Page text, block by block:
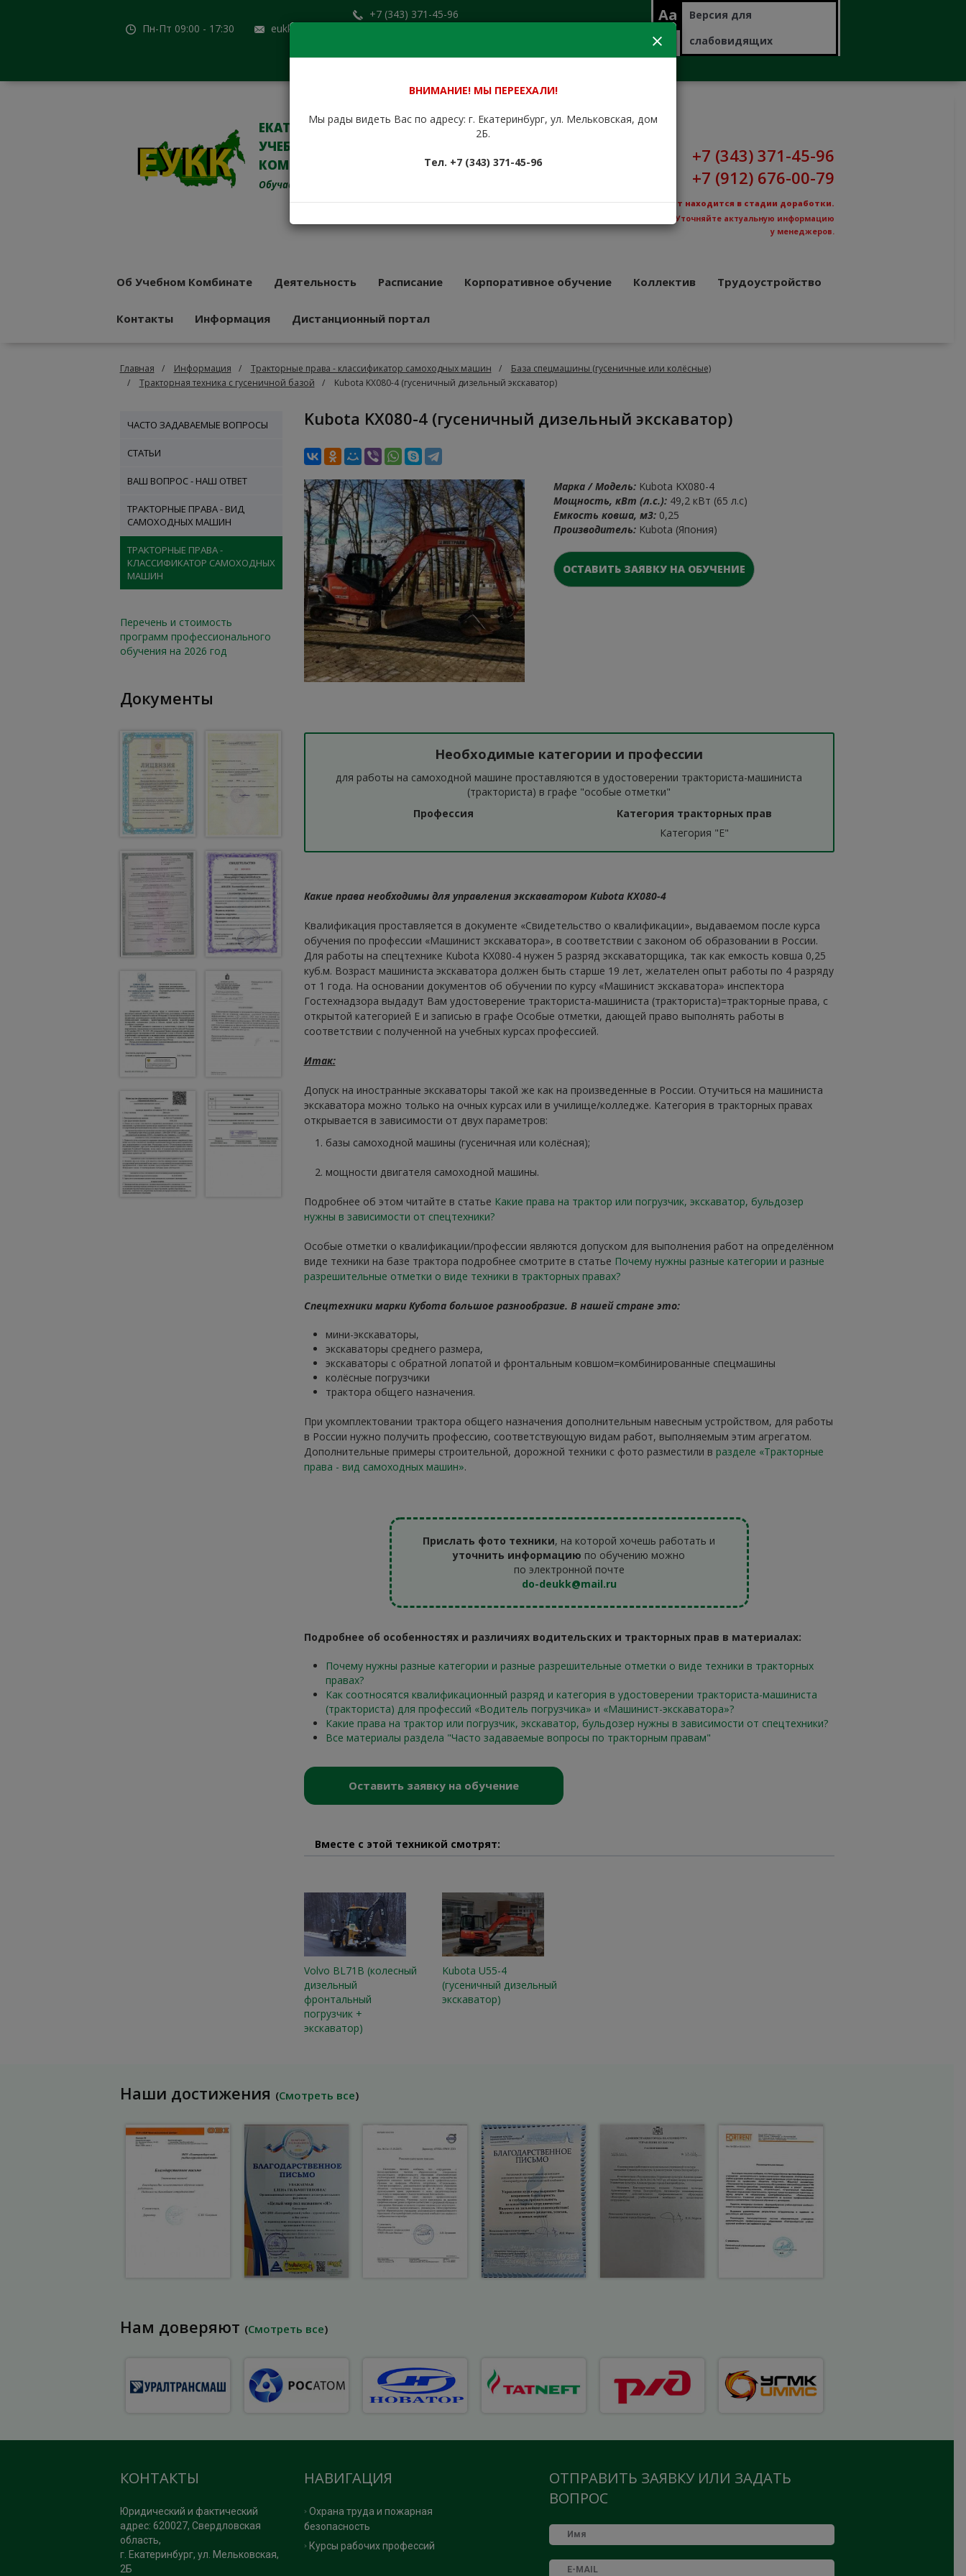
Пн-Пт 09:00 - 17:30 eukk@mail.ru
+7 (343) 371-45-96
Aa
Версия для
слабовидящих
ЕКАТЕРИНБУРГСКИЙ
УЧЕБНО-КУРСОВОЙ
КОМБИНАТ
Обучаем с 1943 года
+7 (343) 371-45-96
+7 (912) 676-00-79
Сайт находится в стадии доработки.
Уточняйте актуальную информацию
у менеджеров.
Об Учебном Комбинате Деятельность Расписание Корпоративное обучение Коллектив Трудоустройство
Контакты Информация Дистанционный портал
Главная Информация Тракторные права - классификатор самоходных машин
База спецмашины (гусеничные или колёсные)
Тракторная техника с гусеничной базой
Kubota KX080-4 (гусеничный дизельный экскаватор)
ЧАСТО ЗАДАВАЕМЫЕ ВОПРОСЫ
СТАТЬИ
ВАШ ВОПРОС - НАШ ОТВЕТ
ТРАКТОРНЫЕ ПРАВА - ВИД
САМОХОДНЫХ МАШИН
ТРАКТОРНЫЕ ПРАВА -
КЛАССИФИКАТОР САМОХОДНЫХ
МАШИН
Перечень и стоимость
программ профессионального
обучения на 2026 год
Документы
Kubota KX080-4 (гусеничный дизельный экскаватор)
Марка / Модель: Kubota KX080-4
Мощность, кВт (л.с.): 49,2 кВт (65 л.с)
Емкость ковша, м3: 0,25
Производитель: Kubota (Япония)
ОСТАВИТЬ ЗАЯВКУ НА ОБУЧЕНИЕ
Необходимые категории и профессии
для работы на самоходной машине проставляются в удостоверении тракториста-машиниста
(тракториста) в графе "особые отметки"
Профессия
Категория тракторных прав
Категория "Е"
Какие права необходимы для управления экскаватором Kubota KX080-4
Квалификация проставляется в документе «Свидетельство о квалификации», выдаваемом после курса
обучения по профессии «Машинист экскаватора», в соответствии с законом об образовании в России.
Для работы на спецтехнике Kubota KX080-4 нужен 5 разряд экскаваторщика, так как емкость ковша 0,25
куб.м. Возраст машиниста экскаватора должен быть старше 19 лет, желателен опыт работы по 4 разряду
от 1 года. На основании документов об обучении по курсу «Машинист экскаватора» инспектора
Гостехнадзора выдадут Вам удостоверение тракториста-машиниста (тракториста)=тракторные права, с
открытой категорией Е и записью в графе Особые отметки, дающей право выполнять работы в
соответствии с полученной на учебных курсах профессией.
Итак:
Допуск на иностранные экскаваторы такой же как на произведенные в России. Отучиться на машиниста
экскаватора можно только на очных курсах или в училище/колледже. Категория в тракторных правах
открывается в зависимости от двух параметров:
базы самоходной машины (гусеничная или колёсная);
мощности двигателя самоходной машины.
Подробнее об этом читайте в статье Какие права на трактор или погрузчик, экскаватор, бульдозер
нужны в зависимости от спецтехники?
Особые отметки о квалификации/профессии являются допуском для выполнения работ на определённом
виде техники на базе трактора подробнее смотрите в статье Почему нужны разные категории и разные
разрешительные отметки о виде техники в тракторных правах?
Спецтехники марки Кубота большое разнообразие. В нашей стране это:
мини-экскаваторы,
экскаваторы среднего размера,
экскаваторы с обратной лопатой и фронтальным ковшом=комбинированные спецмашины
колёсные погрузчики
трактора общего назначения.
При укомплектовании трактора общего назначения дополнительным навесным устройством, для работы
в России нужно получить профессию, соответствующую видам работ, выполняемым этим агрегатом.
Дополнительные примеры строительной, дорожной техники с фото разместили в разделе «Тракторные
права - вид самоходных машин».
Прислать фото техники, на которой хочешь работать и
уточнить информацию по обучению можно
по электронной почте
do-deukk@mail.ru
Подробнее об особенностях и различиях водительских и тракторных прав в материалах:
Почему нужны разные категории и разные разрешительные отметки о виде техники в тракторных
правах?
Как соотносятся квалификационный разряд и категория в удостоверении тракториста-машиниста
(тракториста) для профессий «Водитель погрузчика» и «Машинист-экскаватора»?
Какие права на трактор или погрузчик, экскаватор, бульдозер нужны в зависимости от спецтехники?
Все материалы раздела "Часто задаваемые вопросы по тракторным правам"
Оставить заявку на обучение
Вместе с этой техникой смотрят:
Volvo BL71B (колесный
дизельный
фронтальный
погрузчик +
экскаватор)
Kubota U55-4
(гусеничный дизельный
экскаватор)
Наши достижения (Смотреть все)
Нам доверяют (Смотреть все)
ОТПРАВИТЬ ЗАЯВКУ ИЛИ ЗАДАТЬ
ВОПРОС
НАВИГАЦИЯ
Охрана труда и пожарная
безопасность
Курсы рабочих профессий
КОНТАКТЫ
Юридический и фактический
адрес: 620027, Свердловская
область,
г. Екатеринбург, ул. Мельковская,
2Б
ВНИМАНИЕ! МЫ ПЕРЕЕХАЛИ!
Мы рады видеть Вас по адресу: г. Екатеринбург, ул. Мельковская, дом
2Б.
Тел. +7 (343) 371-45-96